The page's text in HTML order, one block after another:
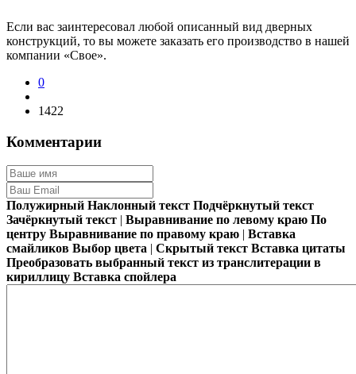
Если вас заинтересовал любой описанный вид дверных
конструкций, то вы можете заказать его производство в нашей
компании «Свое».
0
1422
Комментарии
Полужирный Наклонный текст Подчёркнутый текст
Зачёркнутый текст | Выравнивание по левому краю По
центру Выравнивание по правому краю | Вставка
смайликов Выбор цвета | Скрытый текст Вставка цитаты
Преобразовать выбранный текст из транслитерации в
кириллицу Вставка спойлера